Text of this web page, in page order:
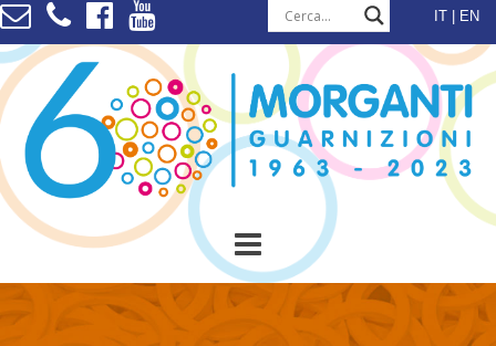
Vai
al
contenuto
IT EN